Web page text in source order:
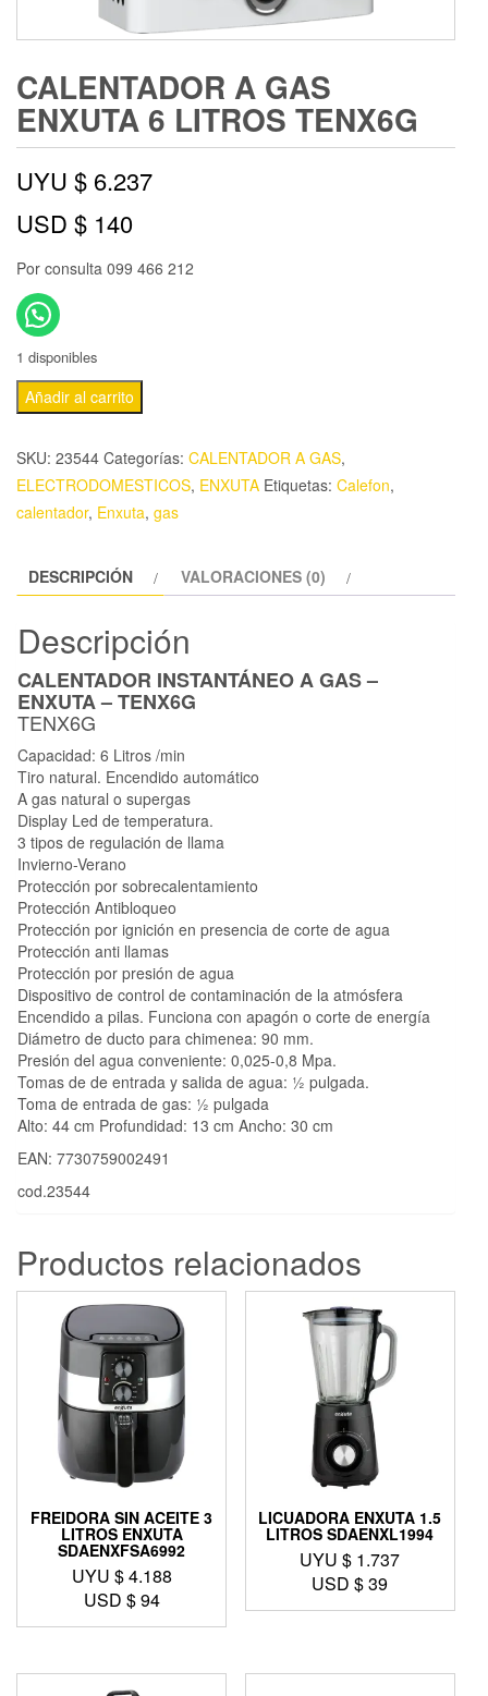
CALENTADOR A GAS
ENXUTA 6 LITROS TENX6G
UYU $ 6.237
USD $ 140
Por consulta 099 466 212
1 disponibles
Añadir al carrito
SKU: 23544 Categorías: CALENTADOR A GAS,
ELECTRODOMESTICOS, ENXUTA Etiquetas: Calefon,
calentador, Enxuta, gas
DESCRIPCIÓN VALORACIONES (0)
Descripción
CALENTADOR INSTANTÁNEO A GAS –
ENXUTA – TENX6G
TENX6G
Capacidad: 6 Litros /min
Tiro natural. Encendido automático
A gas natural o supergas
Display Led de temperatura.
3 tipos de regulación de llama
Invierno-Verano
Protección por sobrecalentamiento
Protección Antibloqueo
Protección por ignición en presencia de corte de agua
Protección anti llamas
Protección por presión de agua
Dispositivo de control de contaminación de la atmósfera
Encendido a pilas. Funciona con apagón o corte de energía
Diámetro de ducto para chimenea: 90 mm.
Presión del agua conveniente: 0,025-0,8 Mpa.
Tomas de de entrada y salida de agua: ½ pulgada.
Toma de entrada de gas: ½ pulgada
Alto: 44 cm Profundidad: 13 cm Ancho: 30 cm
EAN: 7730759002491
cod.23544
Productos relacionados
FREIDORA SIN ACEITE 3
LITROS ENXUTA
SDAENXFSA6992
UYU $4.188
USD $94
LICUADORA ENXUTA 1.5
LITROS SDAENXL1994
UYU $ 1.737
USD $39